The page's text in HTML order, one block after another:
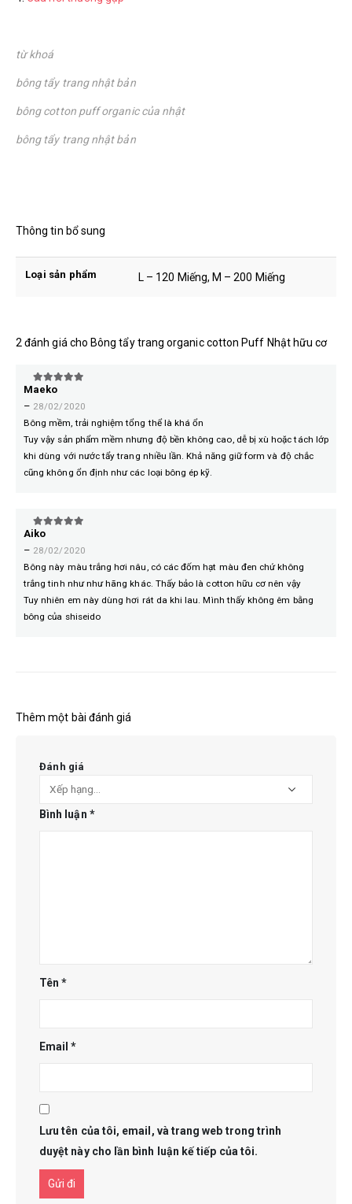
từ khoá
bông tẩy trang nhật bản
bông cotton puff organic của nhật
bông tẩy trang nhật bản
Thông tin bổ sung
Loại sản phẩm L – 120 Miếng, M – 200 Miếng
2 đánh giá cho Bông tẩy trang organic cotton Puff Nhật hữu cơ
5trên 5
Maeko
– 28/02/2020
Bông mềm, trải nghiệm tổng thể là khá ổn
Tuy vậy sản phẩm mềm nhưng độ bền không cao, dễ bị xù hoặc tách lớp
khi dùng với nước tẩy trang nhiều lần. Khả năng giữ form và độ chắc
cũng không ổn định như các loại bông ép kỹ.
5trên 5
Aiko
– 28/02/2020
Bông này màu trắng hơi nâu, có các đốm hạt màu đen chứ không
trắng tinh như như hãng khác. Thấy bảo là cotton hữu cơ nên vậy
Tuy nhiên em này dùng hơi rát da khi lau. Mình thấy không êm bằng
bông của shiseido
Thêm một bài đánh giá
Đánh giá
Bình luận *
Tên*
Email*
Lưu tên của tôi, email, và trang web trong trình
duyệt này cho lần bình luận kế tiếp của tôi.